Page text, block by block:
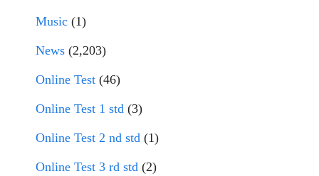
Music (1)
News (2,203)
Online Test (46)
Online Test 1 std (3)
Online Test 2 nd std (1)
Online Test 3 rd std (2)